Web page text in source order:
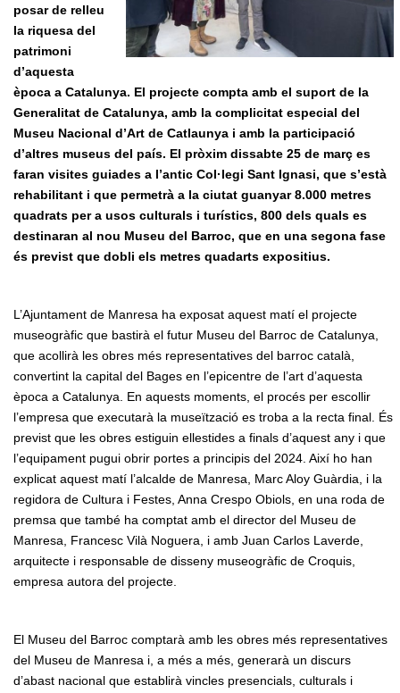
posar de relleu
la riquesa del
patrimoni
d’aquesta
època a Catalunya. El projecte compta amb el suport de la
Generalitat de Catalunya, amb la complicitat especial del
Museu Nacional d’Art de Catlaunya i amb la participació
d’altres museus del país. El pròxim dissabte 25 de març es
faran visites guiades a l’antic Col·legi Sant Ignasi, que s’està
rehabilitant i que permetrà a la ciutat guanyar 8.000 metres
quadrats per a usos culturals i turístics, 800 dels quals es
destinaran al nou Museu del Barroc, que en una segona fase
és previst que dobli els metres quadarts expositius.
L’Ajuntament de Manresa ha exposat aquest matí el projecte
museogràfic que bastirà el futur Museu del Barroc de Catalunya,
que acollirà les obres més representatives del barroc català,
convertint la capital del Bages en l’epicentre de l’art d’aquesta
època a Catalunya. En aquests moments, el procés per escollir
l’empresa que executarà la museïtzació es troba a la recta final. És
previst que les obres estiguin ellestides a finals d’aquest any i que
l’equipament pugui obrir portes a principis del 2024. Així ho han
explicat aquest matí l’alcalde de Manresa, Marc Aloy Guàrdia, i la
regidora de Cultura i Festes, Anna Crespo Obiols, en una roda de
premsa que també ha comptat amb el director del Museu de
Manresa, Francesc Vilà Noguera, i amb Juan Carlos Laverde,
arquitecte i responsable de disseny museogràfic de Croquis,
empresa autora del projecte.
El Museu del Barroc comptarà amb les obres més representatives
del Museu de Manresa i, a més a més, generarà un discurs
d’abast nacional que establirà vincles presencials, culturals i